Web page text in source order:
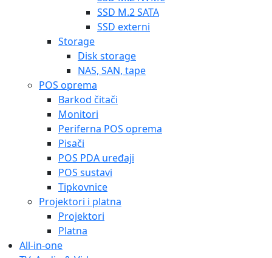
SSD M.2 SATA
SSD externi
Storage
Disk storage
NAS, SAN, tape
POS oprema
Barkod čitači
Monitori
Periferna POS oprema
Pisači
POS PDA uređaji
POS sustavi
Tipkovnice
Projektori i platna
Projektori
Platna
All-in-one